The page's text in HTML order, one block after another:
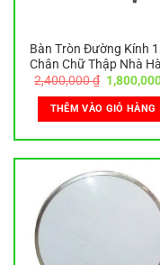
Bàn Tròn Đường Kính
Chân Chữ Thập Nhà
2,400,000₫ Giá
gốc
là:
2,400,000
THÊM VÀO GIỎ HÀNG